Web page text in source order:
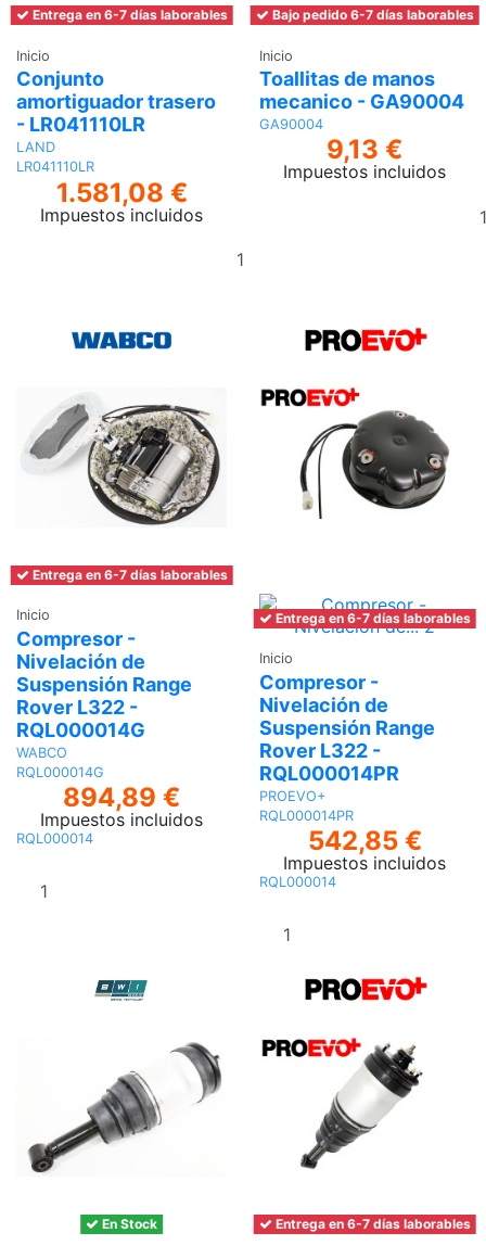
Entrega en 6-7 días laborables
Inicio
Conjunto
amortiguador trasero
- LR041110LR
LAND
LR041110LR
1.581,08 €
Impuestos incluidos
Bajo pedido 6-7 días laborables
Inicio
Toallitas de manos
mecanico - GA90004
GA90004
9,13 €
Impuestos incluidos
Entrega en 6-7 días laborables
Inicio
Compresor -
Nivelación de
Suspensión Range
Rover L322 -
RQL000014G
WABCO
RQL000014G
894,89 €
Impuestos incluidos
RQL000014
Entrega en 6-7 días laborables
Inicio
Compresor -
Nivelación de
Suspensión Range
Rover L322 -
RQL000014PR
PROEVO+
RQL000014PR
542,85 €
Impuestos incluidos
RQL000014
En Stock Entrega en 6-7 días laborables